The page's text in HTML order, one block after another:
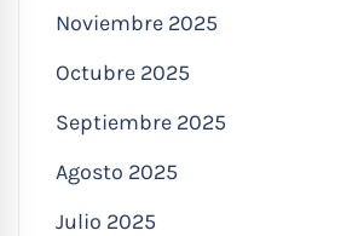
Noviembre 2025
Octubre 2025
Septiembre 2025
Agosto 2025
Julio 2025